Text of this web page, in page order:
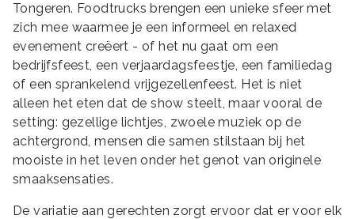
Tongeren. Foodtrucks brengen een unieke sfeer met
zich mee waarmee je een informeel en relaxed
evenement creëert - of het nu gaat om een
bedrijfsfeest, een verjaardagsfeestje, een familiedag
of een sprankelend vrijgezellenfeest. Het is niet
alleen het eten dat de show steelt, maar vooral de
setting: gezellige lichtjes, zwoele muziek op de
achtergrond, mensen die samen stilstaan bij het
mooiste in het leven onder het genot van originele
smaaksensaties.
De variatie aan gerechten zorgt ervoor dat er voor elk